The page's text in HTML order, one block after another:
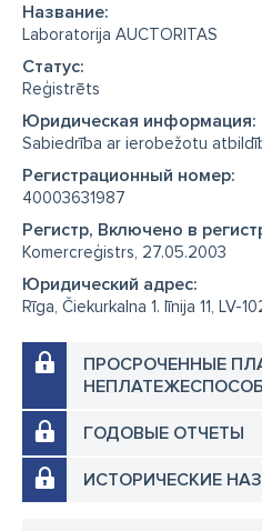
Название:
Laboratorija AUCTORITAS
Cтатус:
Reģistrēts
Юридическая информация:
Sabiedrība ar ierobežotu
Регистрационный номер:
40003631987
Регистр, Включено в
Komercreģistrs, 27.05.2003
Юридический адрес:
Rīga, Čiekurkalna 1. līnija 11, LV-
ПРОСРОЧЕННЫЕ
ГОДОВЫЕ ОТЧЕТЫ
ИСТОРИЧЕСКИЕ